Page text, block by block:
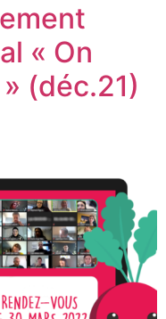
« On
(déc.21)